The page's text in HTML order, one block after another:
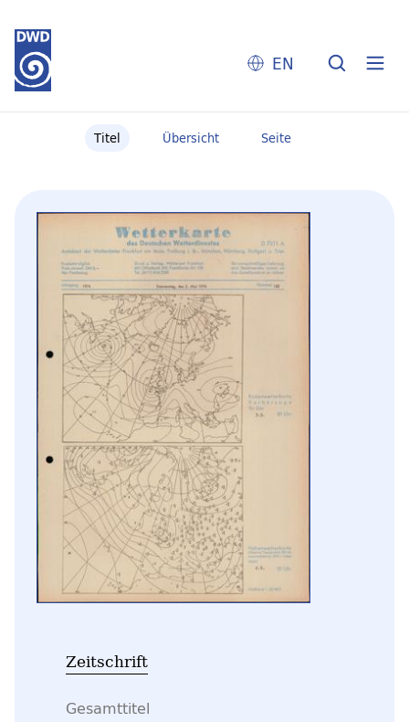
EN
Titel Übersicht Seite
Zeitschrift
Gesamttitel